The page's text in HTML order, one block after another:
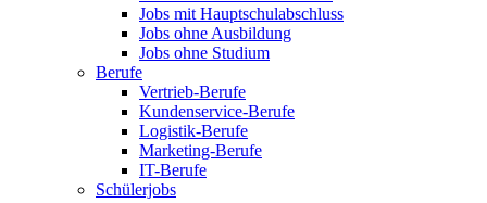
Jobs mit Hauptschulabschluss
Jobs ohne Ausbildung
Jobs ohne Studium
Berufe
Vertrieb-Berufe
Kundenservice-Berufe
Logistik-Berufe
Marketing-Berufe
IT-Berufe
Schülerjobs